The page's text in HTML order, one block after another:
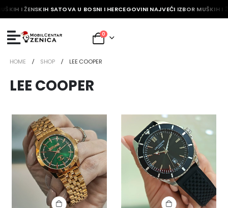
I ŽENSKIH SATOVA U BOSNI I HERCEGOVINI NAJVEĆI IZBOR MUŠKIH I
0
HOME SHOP LEE COOPER
LEE COOPER